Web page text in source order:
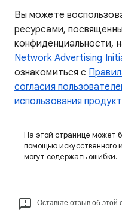
Вы можете
ресурсами,
конфиденциальности,
Network Advertising
ознакомиться с
согласия
использования
На этой странице может
помощью
могут содержать ошибки.
Оставьте отзыв об этой